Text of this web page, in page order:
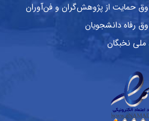
حمایت از پژوهش‌گران و فن‌آوران
رفاه دانشجویان
ملی نخبگان